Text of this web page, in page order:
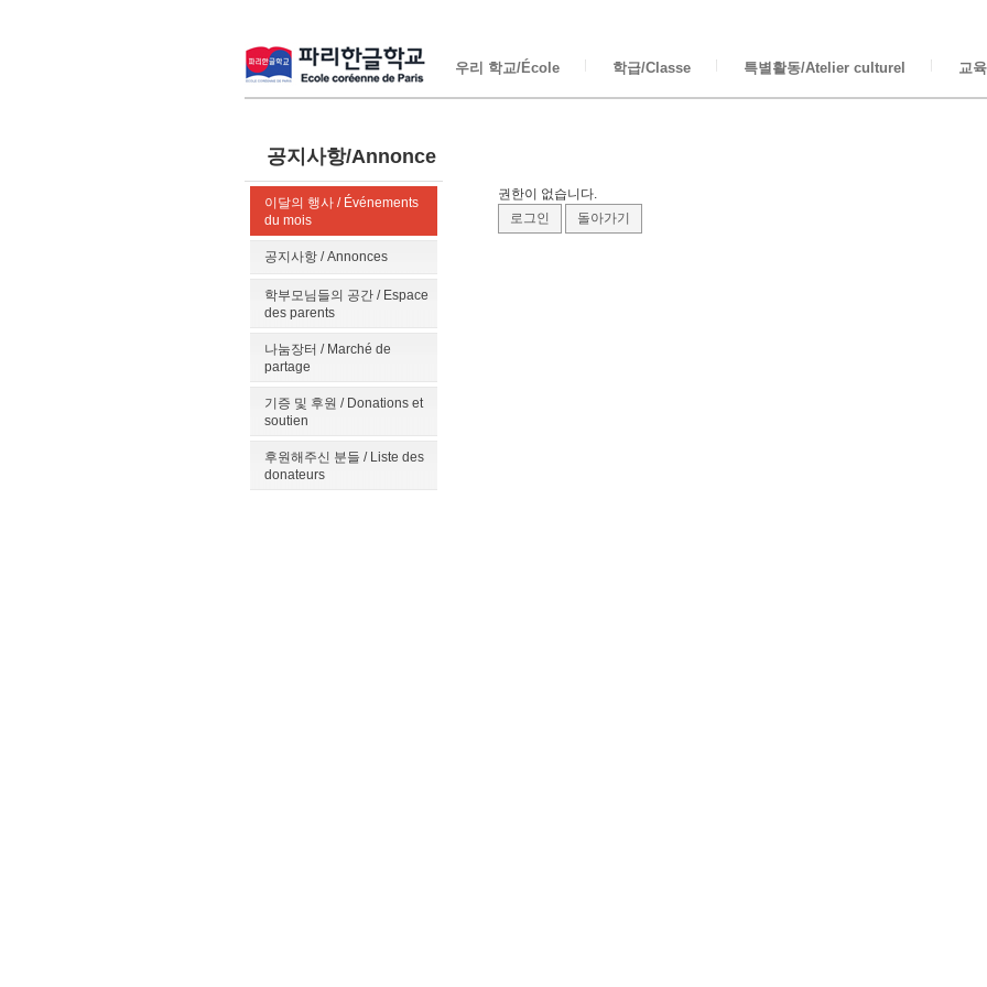
우리 학교/École 학급/Classe 특별활동/Atelier culturel 교
공지사항/Annonce
이달의 행사 / Événements
du mois
공지사항 / Annonces
학부모님들의 공간 / Espace
des parents
나눔장터 / Marché de
partage
기증 및 후원 / Donations et
soutien
후원해주신 분들 / Liste des
donateurs
권한이 없습니다.
로그인
돌아가기